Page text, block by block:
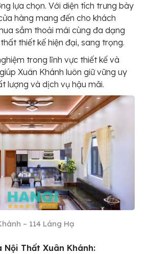
lựa chọn. Với diện tích trưng bày
hàng mang đến cho khách
sắm thoải mái cùng đa dạng
thiết kế hiện đại, sang trọng.
trong lĩnh vực thiết kế và
Xuân Khánh luôn giữ vững uy
lượng và dịch vụ hậu mãi.
– 114 Láng Hạ
Thất Xuân Khánh: